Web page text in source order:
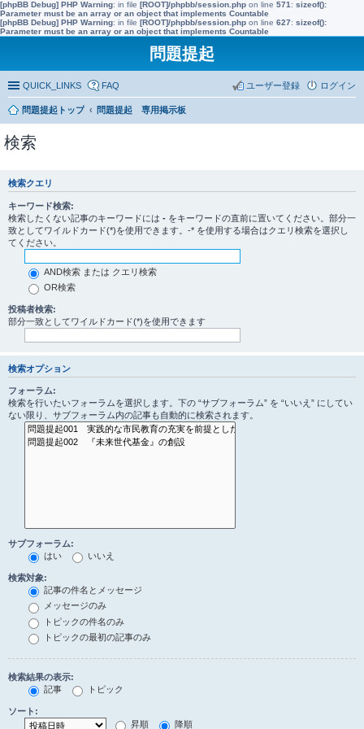
[phpBB Debug] PHP Warning: in file [ROOT]/phpbb/session.php on line 571 : sizeof():
Parameter must be an array or an object that implements Countable
[phpBB Debug] PHP Warning: in file [ROOT]/phpbb/session.php on line 627: sizeof():
Parameter must be an array or an object that implements Countable
問題提起
QUICK_LINKS FAQ ログイン
ユーザー登録
問題提起トップ 問題提起 専用掲示板
検索
検索クエリ
キーワード検索:
検索したくない記事のキーワードには - をキーワードの直前に置いてください。部分一
致としてワイルドカード(*)を使用できます。-* を使用する場合はクエリ検索を選択し
てください。
AND検索 または クエリ検索
OR検索
投稿者検索:
部分一致としてワイルドカード(*)を使用できます
検索オプション
フォーラム:
検索を行いたいフォーラムを選択します。下の “サブフォーラム” を “いいえ” にしてい
ない限り、サブフォーラム内の記事も自動的に検索されます。
サブフォーラム:
はい
いいえ
検索対象:
記事の件名とメッセージ
メッセージのみ
トピックの件名のみ
トピックの最初の記事のみ
検索結果の表示:
記事
トピック
ソート:
昇順
降順